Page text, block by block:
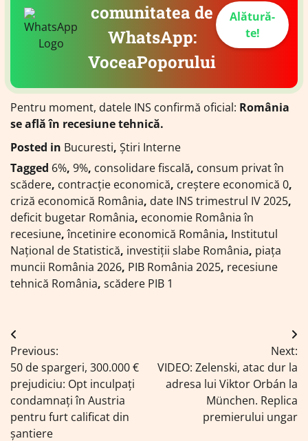
comunitatea de
WhatsApp:
VoceaPoporului
Alătură-
te!
Pentru moment, datele INS confirmă oficial: România
se află în recesiune tehnică.
Posted in Bucuresti, Știri Interne
Tagged 6%, 9%, consolidare fiscală, consum privat în
scădere, contracție economică, creștere economică 0,
criză economică România, date INS trimestrul IV 2025,
deficit bugetar România, economie România în
recesiune,încetinire economică România, Institutul
Național de Statistică, investiții slabe România, piața
muncii România 2026, PIB România 2025, recesiune
tehnică România, scădere PIB 1
Navigare
în
articole
Previous:
50 de spargeri, 300.000 €
prejudiciu: Opt inculpați
condamnați în Austria
pentru furt calificat din
șantiere
Next:
VIDEO: Zelenski, atac dur la
adresa lui Viktor Orbán la
München. Replica
premierului ungar